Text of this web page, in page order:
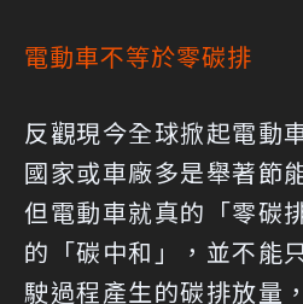
電動車不等於零碳排
反觀現今全球掀起電動
國家或車廠多是舉著節
但電動車就真的「零碳
的「碳中和」，並不能
駛過程產生的碳排放量